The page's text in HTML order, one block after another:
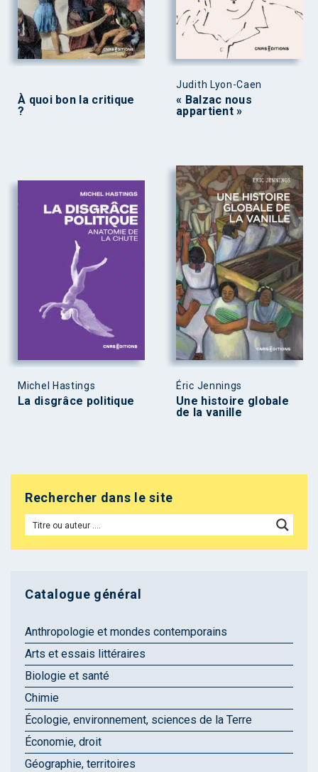
À quoi bon la critique
?
Judith Lyon-Caen
« Balzac nous
appartient »
Michel Hastings
La disgrâce politique
Éric Jennings
Une histoire globale
de la vanille
Rechercher dans le site
Catalogue général
Anthropologie et mondes contemporains
Arts et essais littéraires
Biologie et santé
Chimie
Écologie, environnement, sciences de la Terre
Économie, droit
Géographie, territoires